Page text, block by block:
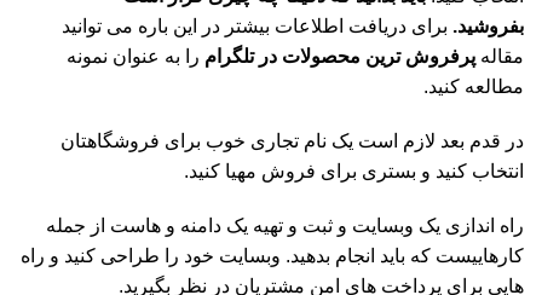
بفروشید. برای دریافت اطلاعات بیشتر در این باره می توانید
مقاله پرفروش ترین محصولات در تلگرام را به عنوان نمونه
مطالعه کنید.
در قدم بعد لازم است یک نام تجاری خوب برای فروشگاهتان
انتخاب کنید و بستری برای فروش مهیا کنید.
راه اندازی یک وبسایت و ثبت و تهیه یک دامنه و هاست از جمله
کارهاییست که باید انجام بدهید. وبسایت خود را طراحی کنید و راه
هایی برای پرداخت های امن مشتریان در نظر بگیرید.